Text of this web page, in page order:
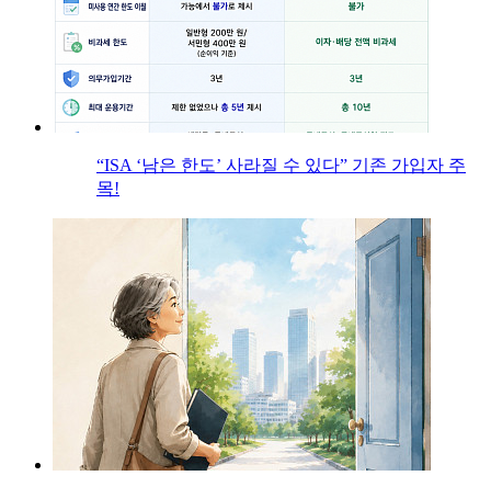
“ISA ‘남은 한도’ 사라질 수 있다” 기존 가입자 주
목!